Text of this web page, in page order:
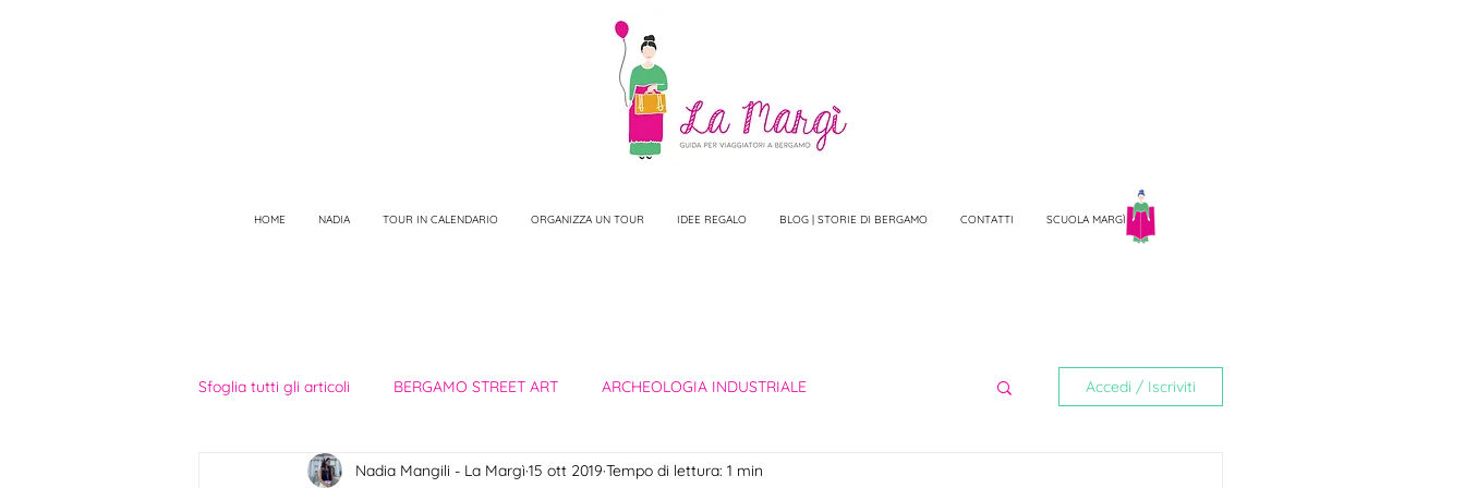
HOME NADIA TOUR IN CALENDARIO ORGANIZZA UN TOUR IDEE REGALO BLOG | STORIE DI BERGAMO CONTATTI SCUOLA MARGÌ
Sfoglia tutti gli articoli BERGAMO STREET ART ARCHEOLOGIA INDUSTRIALE
NATURA A BERGAMO OPERE D'ARTE A BERGAMO LE BOTTEGHE DI CITTÀ ALTA
Accedi / Iscriviti
Nadia Mangili - La Margì 15 ott 2019 Tempo di lettura: 1 min